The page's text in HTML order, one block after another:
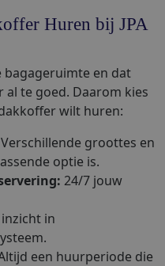
Huren bij JPA
bagageruimte en dat
al te goed. Daarom kies
wilt huren:
Verschillende groottes en
optie is.
24/7 jouw
in
een huurperiode die